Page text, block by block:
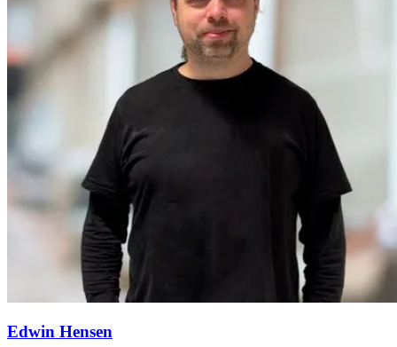
Edwin Hensen